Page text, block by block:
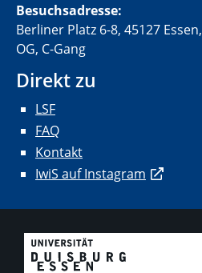
Besuchsadresse:
Berliner Platz 6-8, 45127 Essen,
OG, C-Gang
Direkt zu
LSF
FAQ
Kontakt
IwiS auf Instagram